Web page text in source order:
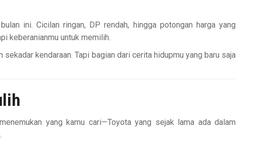
ini. Cicilan ringan, DP rendah, hingga potongan harga yang
keberanianmu untuk memilih.
kendaraan. Tapi bagian dari cerita hidupmu yang baru saja
yang kamu cari—Toyota yang sejak lama ada dalam